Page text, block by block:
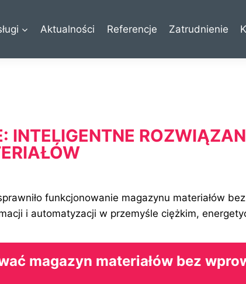
Aktualności Referencje Zatrudnienie
INTELIGENTNE
funkcjonowanie magazynu materiałów
i automatyzacji w przemyśle ciężkim,
magazyn materiałów bez